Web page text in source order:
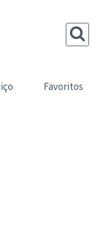
Favoritos